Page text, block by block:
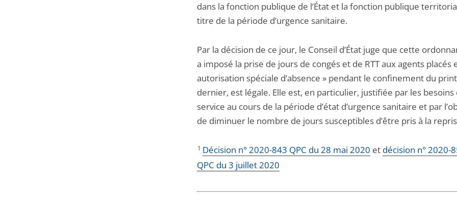
dans la fonction publique de l’État et la fonction publique
titre de la période d’urgence sanitaire.
Par la décision de ce jour, le Conseil d’État juge que cette
a imposé la prise de jours de congés et de RTT aux agents placés
autorisation spéciale d’absence » pendant le confinement du
dernier, est légale. Elle est, en particulier, justifiée par les besoins
service au cours de la période d’état d’urgence sanitaire et par
de diminuer le nombre de jours susceptibles d’être pris à la
1 Décision n° 2020-843 QPC du 28 mai 2020 et décision n° 2020-
QPC du 3 juillet 2020